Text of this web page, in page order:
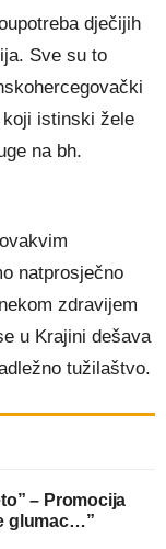
dječijih
Sve su to
istinski žele
na bh.
natprosječno
zdravijem
u Krajini dešava
tužilaštvo.
– Promocija
glumac…”